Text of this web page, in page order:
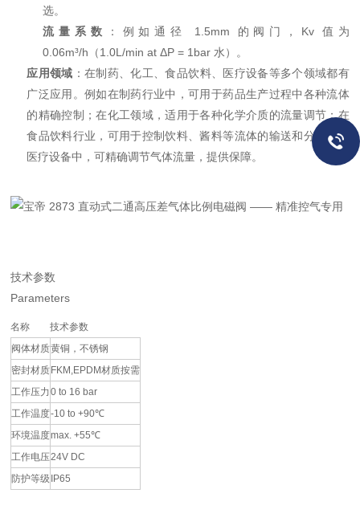
选。
流量系数
：例如通径 1.5mm 的阀门，Kv 值为
0.06m³/h（1.0L/min at ΔP = 1bar 水）。
应用领域 ：在制药、化工、食品饮料、医疗设备等多个领域都有
广泛应用。例如在制药行业中，可用于药品生产过程中各种流体
的精确控制；在化工领域，适用于各种化学介质的流量调节；在
食品饮料行业，可用于控制饮料、酱料等流体的输送和分配；在
医疗设备中，可精确调节气体流量，提供保障。
技术参数
Parameters
名称
技术参数
阀体材质黄铜，不锈钢
密封材质 FKM,EPDM材质按需
工作压力0 to 16 bar
工作温度-10 to +90℃
环境温度max. +55℃
工作电压24V DC
防护等级 IP65